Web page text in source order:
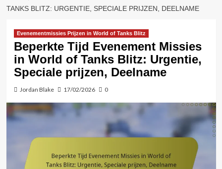
TANKS BLITZ: URGENTIE, SPECIALE PRIJZEN, DEELNAME
Evenementmissies Prijzen in World of Tanks Blitz
Beperkte Tijd Evenement Missies
in World of Tanks Blitz: Urgentie,
Speciale prijzen, Deelname
Jordan Blake 17/02/2026 0